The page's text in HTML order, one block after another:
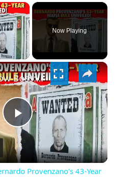
×
Now Playing
×
PLAY
VIDEO
The Shadow Boss: Bernardo Provenzano's 43-Year Mafia Rule Unveiled!
Provenzano's 43-Year